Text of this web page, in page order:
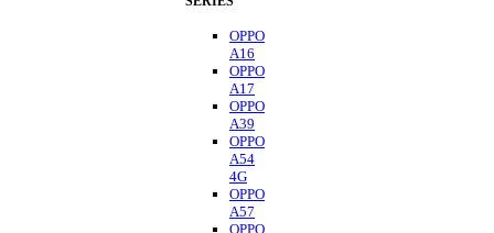
OPPO
A16
OPPO
A17
OPPO
A39
OPPO
A54
4G
OPPO
A57
OPPO